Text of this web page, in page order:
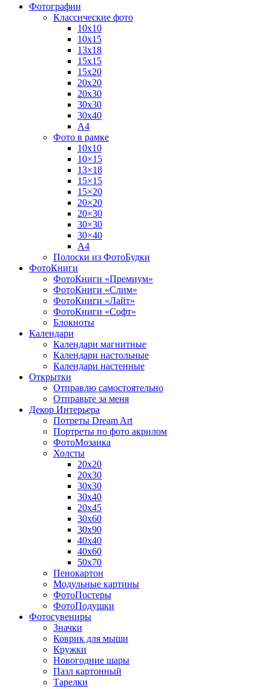
Фотографии
Классические фото
10х10
10х15
13х18
15х15
15х20
20х20
20х30
30х30
30х40
А4
Фото в рамке
10х10
10×15
13×18
15×15
15×20
20×20
20×30
30×30
30×40
A4
Полоски из ФотоБудки
ФотоКниги
ФотоКниги «Премиум»
ФотоКниги «Слим»
ФотоКниги «Лайт»
ФотоКниги «Софт»
Блокноты
Календари
Календари магнитные
Календари настольные
Календари настенные
Открытки
Отправлю самостоятельно
Отправьте за меня
Декор Интерьера
Потреты Dream Art
Портреты по фото акрилом
ФотоМозаика
Холсты
20х20
20х30
30х30
30х40
20х45
30х60
30х90
40х40
40х60
50х70
Пенокартон
Модульные картины
ФотоПостеры
ФотоПодушки
Фотоcувениры
Значки
Коврик для мыши
Кружки
Новогодние шары
Пазл картонный
Тарелки